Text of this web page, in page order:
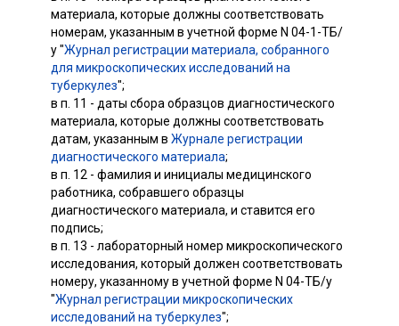
материала, которые должны соответствовать
номерам, указанным в учетной форме N 04-1-ТБ/
у "Журнал регистрации материала, собранного
для микроскопических исследований на
туберкулез";
в п. 11 - даты сбора образцов диагностического
материала, которые должны соответствовать
датам, указанным в Журнале регистрации
диагностического материала;
в п. 12 - фамилия и инициалы медицинского
работника, собравшего образцы
диагностического материала, и ставится его
подпись;
в п. 13 - лабораторный номер микроскопического
исследования, который должен соответствовать
номеру, указанному в учетной форме N 04-ТБ/у
"Журнал регистрации микроскопических
исследований на туберкулез";